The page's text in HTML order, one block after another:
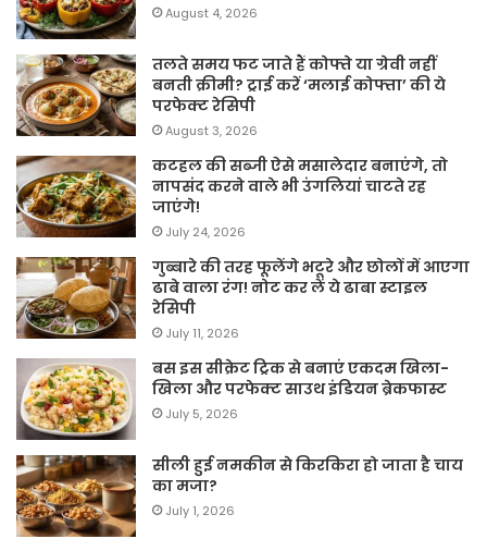
August 4, 2026
तलते समय फट जाते हैं कोफ्ते या ग्रेवी नहीं
बनती क्रीमी? ट्राई करें ‘मलाई कोफ्ता’ की ये
परफेक्ट रेसिपी
August 3, 2026
कटहल की सब्जी ऐसे मसालेदार बनाएंगे, तो
नापसंद करने वाले भी उंगलियां चाटते रह
जाएंगे!
July 24, 2026
गुब्बारे की तरह फूलेंगे भटूरे और छोलों में आएगा
ढाबे वाला रंग! नोट कर लें ये ढाबा स्टाइल
रेसिपी
July 11, 2026
बस इस सीक्रेट ट्रिक से बनाएं एकदम खिला-
खिला और परफेक्ट साउथ इंडियन ब्रेकफास्ट
July 5, 2026
सीली हुई नमकीन से किरकिरा हो जाता है चाय
का मजा?
July 1, 2026